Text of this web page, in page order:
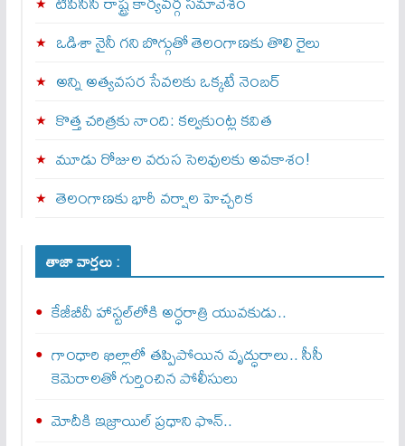
ఒడిశా నైనీ గని బొగ్గుతో తెలంగాణకు తొలి రైలు
అన్ని అత్యవసర సేవలకు ఒక్క‌టే నెంబ‌ర్‌
కొత్త చరిత్రకు నాంది: క‌ల్వ‌కుంట్ల కవిత
మూడు రోజుల వరుస సెలవులకు అవకాశం!
తెలంగాణకు భారీ వర్షాల హెచ్చరిక
తాజా వార్తలు :
కేజీబీవీ హాస్టల్‌లోకి అర్ధరాత్రి యువకుడు..
గాంధారి ఖిల్లాలో తప్పిపోయిన వృద్ధురాలు.. సీసీ
కెమెరాలతో గుర్తించిన పోలీసులు
మోదీకి ఇజ్రాయిల్ ప్ర‌ధాని ఫొన్..